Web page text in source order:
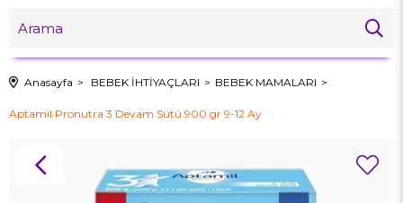
Anasayfa BEBEK İHTİYAÇLARI BEBEK MAMALARI
Aptamil Pronutra 3 Devam Sütü 900 gr 9-12 Ay